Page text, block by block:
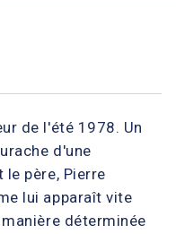
de l'été 1978. Un
d'une
père, Pierre
lui apparaît vite
déterminée